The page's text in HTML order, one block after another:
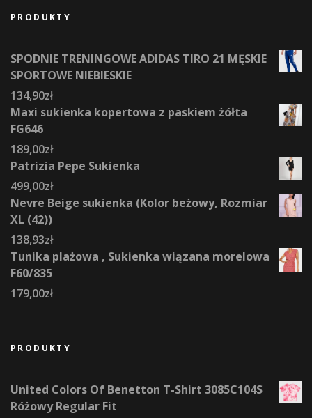
PRODUKTY
SPODNIE TRENINGOWE ADIDAS TIRO 21 MĘSKIE
SPORTOWE NIEBIESKIE
134,90zł
Maxi sukienka kopertowa z paskiem żółta
FG646
189,00zł
Patrizia Pepe Sukienka
499,00zł
Nevre Beige sukienka (Kolor beżowy, Rozmiar
XL (42))
138,93zł
Tunika plażowa , Sukienka wiązana morelowa
F60/835
179,00zł
PRODUKTY
United Colors Of Benetton T-Shirt 3085C104S
Różowy Regular Fit